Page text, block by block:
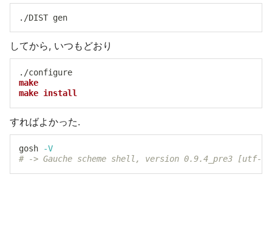
してから, いつもどおり
make
make install
すればよかった.
gosh
-V
# -> Gauche scheme shell, version 0.9.4_pre3 [utf-